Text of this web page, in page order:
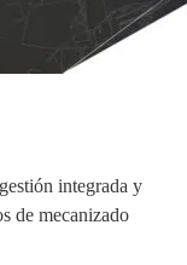
integrada y
de mecanizado